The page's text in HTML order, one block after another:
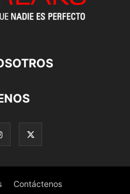
Contáctenos